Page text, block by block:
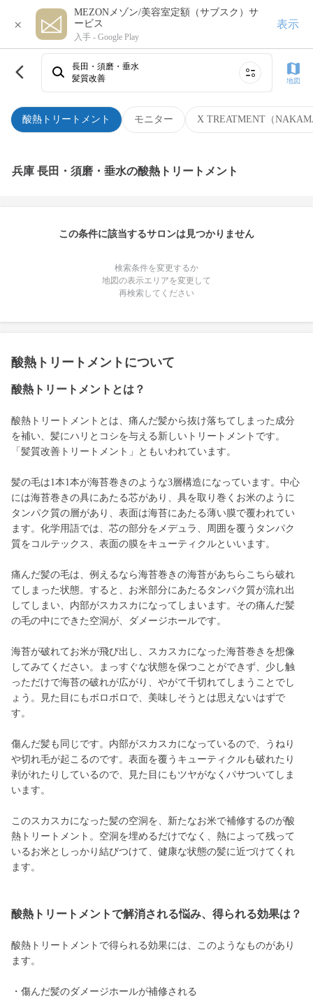
×
MEZONメゾン/美容室定額（サブスク）サ
ービス
入手 - Google Play
表示
酸熱トリートメント モニター X TREATMENT（
長田・須磨・垂水
髪質改善
地図
兵庫 長田・須磨・垂水の酸熱トリートメント
この条件に該当するサロンは見つかりません
検索条件を変更するか
地図の表示エリアを変更して
再検索してください
酸熱トリートメントについて
酸熱トリートメントとは？
酸熱トリートメントとは、痛んだ髪から抜け落ちてしまった成分
を補い、髪にハリとコシを与える新しいトリートメントです。
「髪質改善トリートメント」ともいわれています。
髪の毛は1本1本が海苔巻きのような3層構造になっています。中心
には海苔巻きの具にあたる芯があり、具を取り巻くお米のように
タンパク質の層があり、表面は海苔にあたる薄い膜で覆われてい
ます。化学用語では、芯の部分をメデュラ、周囲を覆うタンパク
質をコルテックス、表面の膜をキューティクルといいます。
痛んだ髪の毛は、例えるなら海苔巻きの海苔があちらこちら破れ
てしまった状態。すると、お米部分にあたるタンパク質が流れ出
してしまい、内部がスカスカになってしまいます。その痛んだ髪
の毛の中にできた空洞が、ダメージホールです。
海苔が破れてお米が飛び出し、スカスカになった海苔巻きを想像
してみてください。まっすぐな状態を保つことができず、少し触
っただけで海苔の破れが広がり、やがて千切れてしまうことでし
ょう。見た目にもボロボロで、美味しそうとは思えないはずで
す。
傷んだ髪も同じです。内部がスカスカになっているので、うねり
や切れ毛が起こるのです。表面を覆うキューティクルも破れたり
剥がれたりしているので、見た目にもツヤがなくパサついてしま
います。
このスカスカになった髪の空洞を、新たなお米で補修するのが酸
熱トリートメント。空洞を埋めるだけでなく、熱によって残って
いるお米としっかり結びつけて、健康な状態の髪に近づけてくれ
ます。
酸熱トリートメントで解消される悩み、得られる効果は？
酸熱トリートメントで得られる効果には、このようなものがあり
ます。
・傷んだ髪のダメージホールが補修される